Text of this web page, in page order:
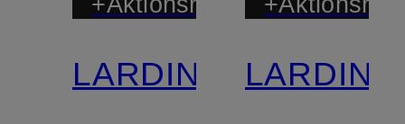
LARDINI
LARDINI